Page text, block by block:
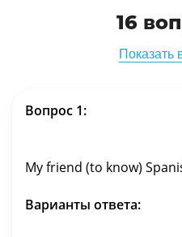
16
Показать
Вопрос 1:
My friend (to know)
Варианты ответа: